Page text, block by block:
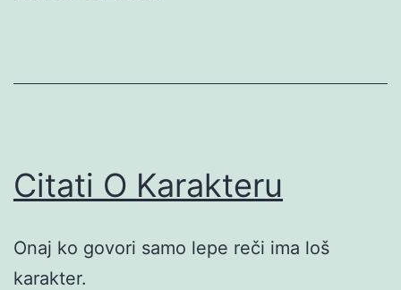
Citati O Karakteru
Onaj ko govori samo lepe reči ima loš
karakter.